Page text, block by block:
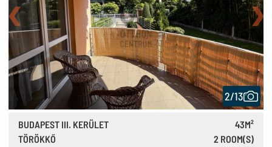
Back
2/13
BUDAPEST III. KERÜLET
43M²
TÖRÖKKŐ
2 ROOM(S)